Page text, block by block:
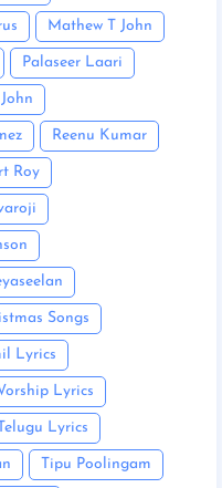
Mathew T John
Palaseer Laari
Reenu Kumar
Roy
Songs
Lyrics
Lyrics
Lyrics
Tipu Poolingam